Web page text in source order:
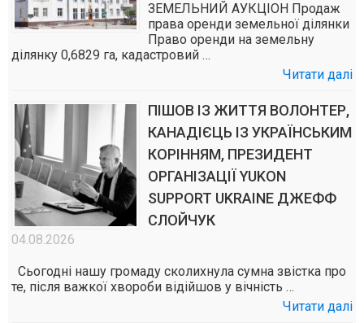
ЗЕМЕЛЬНИЙ АУКЦІОН Продаж
права оренди земельної ділянки
Право оренди на земельну
ділянку 0,6829 га, кадастровий …
Читати далі
ПІШОВ ІЗ ЖИТТЯ ВОЛОНТЕР,
КАНАДІЄЦЬ ІЗ УКРАЇНСЬКИМ
КОРІННЯМ, ПРЕЗИДЕНТ
ОРГАНІЗАЦІЇ YUKON
SUPPORT UKRAINE ДЖЕФФ
СЛОЙЧУК
04.08.2026
Сьогодні нашу громаду сколихнула сумна звістка про
те, після важкої хвороби відійшов у вічність …
Читати далі